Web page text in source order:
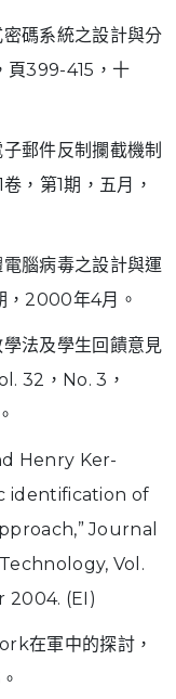
碼系統之設計與分
頁399-415，十
郵件反制攔截機制
，第1期，五月，
腦病毒之設計與運
，2000年4月。
法及學生回饋意見
32，No. 3，
Henry Ker-
identification of
Journal
Vol.
2004. (EI)
在軍中的探討，